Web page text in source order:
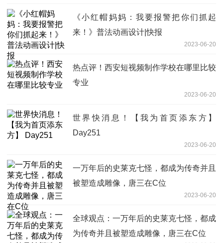
《小红帽妈妈：我要报警把你们抓起
来！》普法动画设计|快报
2023-06-20
热点评！西安短视频制作学校在哪里比较
专业
2023-06-20
世界快消息！【我为首页添东方】
Day251
2023-06-20
一万年后的史莱克七怪，都成为传奇并且
被塑造成雕像，唐三在C位
2023-06-20
全球观点：一万年后的史莱克七怪，都成
为传奇并且被塑造成雕像，唐三在C位